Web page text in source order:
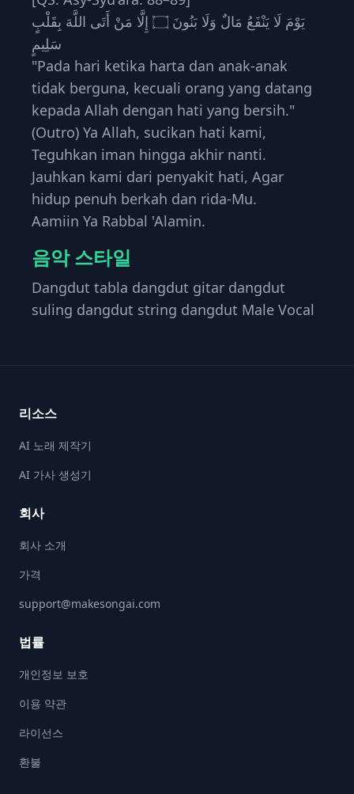
يَوْمَ لَا يَنْفَعُ مَالٌ وَلَا بَنُونَ ۝ إِلَّا مَنْ أَتَى اللَّهَ بِقَلْبٍ
سَلِيمٍ
"Pada hari ketika harta dan anak-anak
tidak berguna, kecuali orang yang datang
kepada Allah dengan hati yang bersih."
(Outro) Ya Allah, sucikan hati kami,
Teguhkan iman hingga akhir nanti.
Jauhkan kami dari penyakit hati, Agar
hidup penuh berkah dan rida-Mu.
Aamiin Ya Rabbal 'Alamin.
음악 스타일
Dangdut tabla dangdut gitar dangdut
suling dangdut string dangdut Male Vocal
리소스
AI 노래 제작기
AI 가사 생성기
회사
회사 소개
가격
support@makesongai.com
법률
개인정보 보호
이용 약관
라이선스
환불